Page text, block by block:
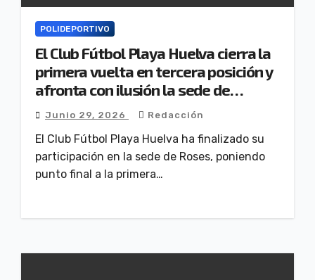
POLIDEPORTIVO
El Club Fútbol Playa Huelva cierra la
primera vuelta en tercera posición y
afronta con ilusión la sede de
Huelva.
Junio 29, 2026 Redacción
El Club Fútbol Playa Huelva ha finalizado su
participación en la sede de Roses, poniendo
punto final a la primera…